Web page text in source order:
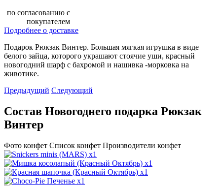
по согласованию с
покупателем
Подробнее о доставке
Подарок Рюкзак Винтер. Большая мягкая игрушка в виде
белого зайца, которого украшают стоячие уши, красный
новогодний шарф с бахромой и нашивка -морковка на
животике.
Предыдущий Следующий
Состав Новогоднего подарка Рюкзак
Винтер
Фото конфет Список конфет Производители конфет
x1
x1
x1
x1